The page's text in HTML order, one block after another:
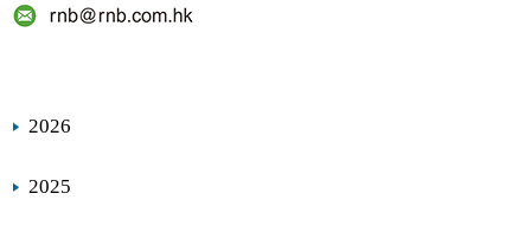
2026
2025